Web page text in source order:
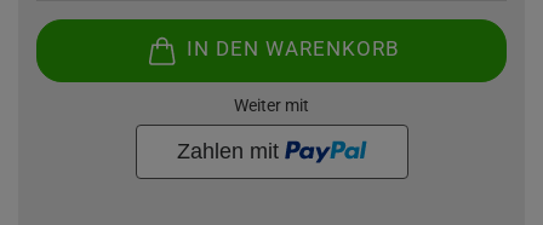
IN DEN WARENKORB
Weiter mit